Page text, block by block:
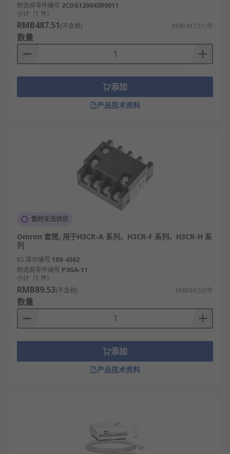
制造商零件编号 2CDG120043R0011
小计（1 件）
RMB487.51(不含税) RMB487.51/件
数量
添加
产品技术资料
暂时无法供应
Omron 套筒, 用于H3CR-A 系列、H3CR-F 系列、H3CR-H 系
列
RS 库存编号 188-4562
制造商零件编号 P3GA-11
小计（1 件）
RMB89.53(不含税) RMB89.53/件
数量
添加
产品技术资料